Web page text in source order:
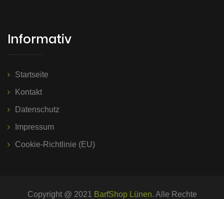
Informativ
Startseite
Kontakt
Datenschutz
Impressum
Cookie-Richtlinie (EU)
Copyright @ 2021 BarfShop Lünen. Alle Rechte